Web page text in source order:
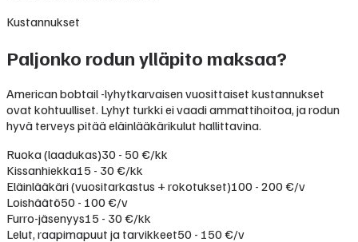
Kustannukset
Paljonko rodun ylläpito maksaa?
American bobtail -lyhytkarvaisen vuosittaiset kustannukset
ovat kohtuulliset. Lyhyt turkki ei vaadi ammattihoitoa, ja rodun
hyvä terveys pitää eläinlääkärikulut hallittavina.
Ruoka (laadukas)30 - 50 €/kk
Kissanhiekka15 - 30 €/kk
Eläinlääkäri (vuositarkastus + rokotukset)100 - 200 €/v
Loishäätö50 - 100 €/v
Furro-jäsenyys15 - 30 €/kk
Lelut, raapimapuut ja tarvikkeet50 - 150 €/v